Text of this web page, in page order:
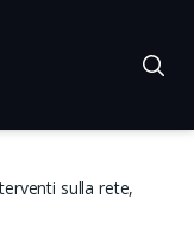
sulla rete,